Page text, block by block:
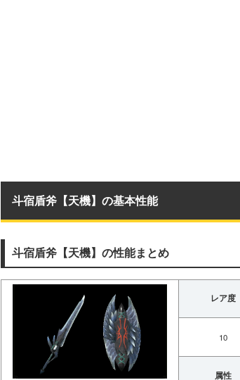
斗宿盾斧【天機】の基本性能
斗宿盾斧【天機】の性能まとめ
レア度
10
属性